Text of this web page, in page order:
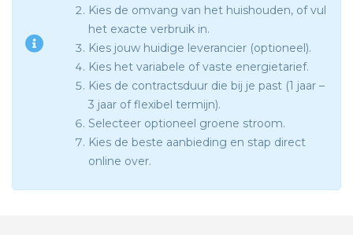
Kies de omvang van het huishouden, of vul
het exacte verbruik in.
Kies jouw huidige leverancier (optioneel).
Kies het variabele of vaste energietarief.
Kies de contractsduur die bij je past (1 jaar –
3 jaar of flexibel termijn).
Selecteer optioneel groene stroom.
Kies de beste aanbieding en stap direct
online over.